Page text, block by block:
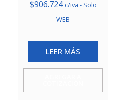
$906.724 c/iva - Solo
WEB
LEER MÁS